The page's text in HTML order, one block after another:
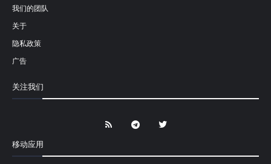
我们的团队
关于
隐私政策
广告
关注我们
移动应用